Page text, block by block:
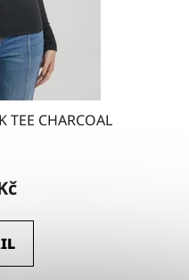
TEE CHARCOAL